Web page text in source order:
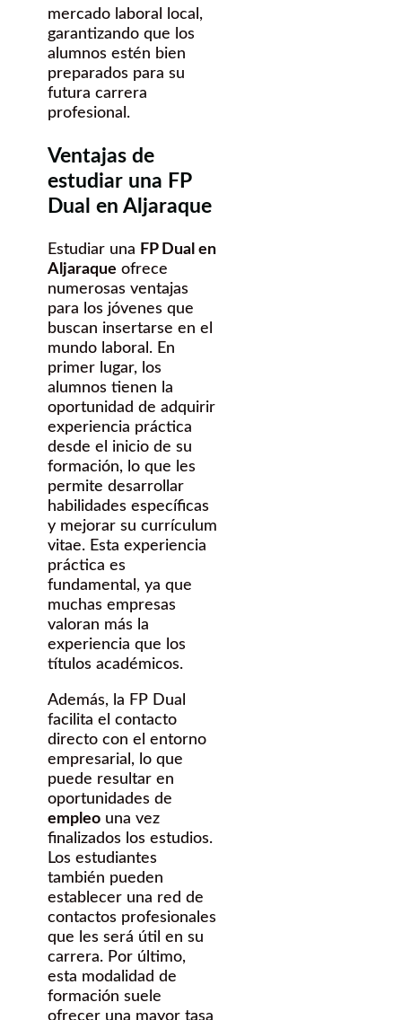
mercado laboral local,
garantizando que los
alumnos estén bien
preparados para su
futura carrera
profesional.
Ventajas de
estudiar una FP
Dual en Aljaraque
Estudiar una FP Dual en
Aljaraque ofrece
numerosas ventajas
para los jóvenes que
buscan insertarse en el
mundo laboral. En
primer lugar, los
alumnos tienen la
oportunidad de adquirir
experiencia práctica
desde el inicio de su
formación, lo que les
permite desarrollar
habilidades específicas
y mejorar su currículum
vitae. Esta experiencia
práctica es
fundamental, ya que
muchas empresas
valoran más la
experiencia que los
títulos académicos.
Además, la FP Dual
facilita el contacto
directo con el entorno
empresarial, lo que
puede resultar en
oportunidades de
empleo una vez
finalizados los estudios.
Los estudiantes
también pueden
establecer una red de
contactos profesionales
que les será útil en su
carrera. Por último,
esta modalidad de
formación suele
ofrecer una mayor tasa